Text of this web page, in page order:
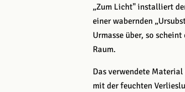
„Zum Licht" installiert
einer wabernden
Urmasse über, so
Raum.
Das verwendete
mit der feuchten